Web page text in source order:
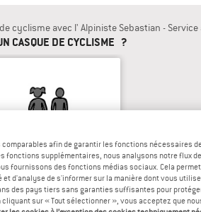
cyclisme avec l' Alpiniste Sebastian -
CASQUE DE CYCLISME ?
RÉPONSE
ENFANT
afin de garantir les fonctions nécessaires
fonctions supplémentaires, nous analysons notre flux
fournissons des fonctions médias sociaux. Cela
d'analyse de s'informer sur la manière dont vous
des pays tiers sans garanties suffisantes pour
sur « Tout sélectionner », vous acceptez que